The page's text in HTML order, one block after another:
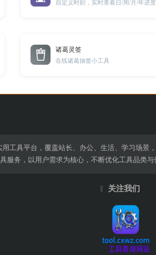
自定义时刻，实时查看日/周/月/年进度
诸葛灵签
在线诸葛抽签小工具
工具平台，覆盖站长、办公、生活、学习场景
服务，以用户需求为核心，不断优化工具品类与
关注我们